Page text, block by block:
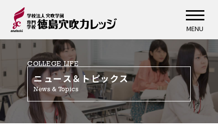
MENU
COLLEGE LIFE
ニュース＆トピックス
News & Topics